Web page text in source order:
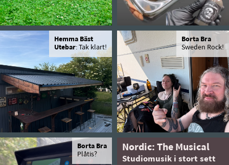
Hemma Bäst
Utebar: Tak klart!
Borta Bra
Sweden Rock!
Borta Bra
Plåtis?
Nordic: The Musical
Studiomusik i stort sett